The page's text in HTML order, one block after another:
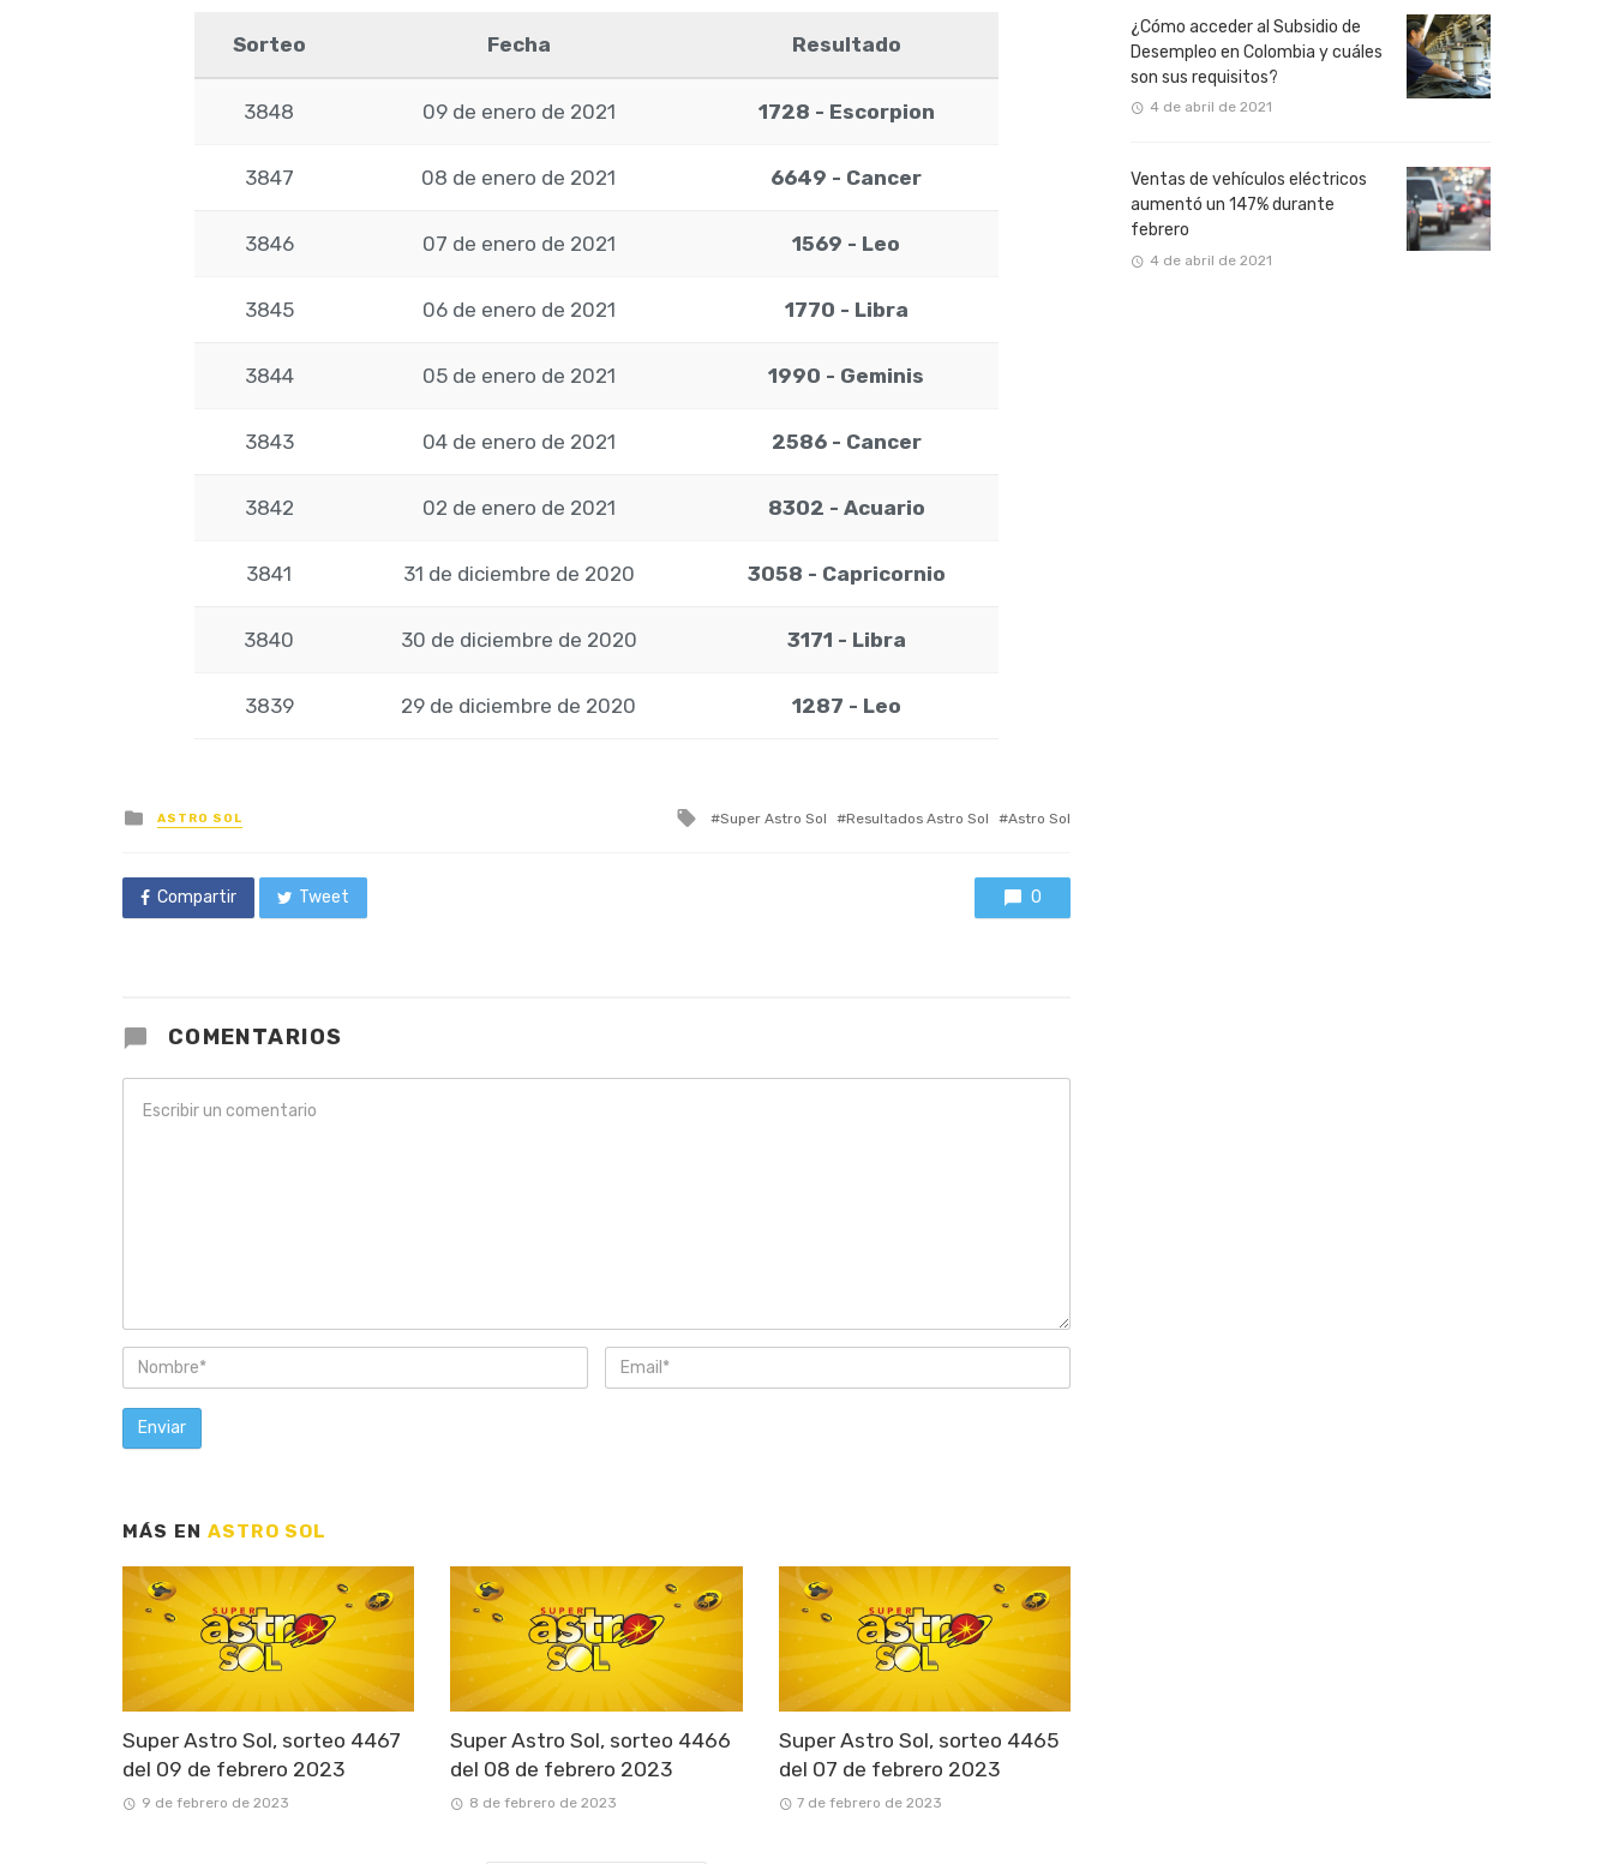
Sorteo Fecha Resultado
3848 09 de enero de 2021 1728 - Escorpion
3847 08 de enero de 2021 6649 - Cancer
3846 07 de enero de 2021 1569 - Leo
3845 06 de enero de 2021 1770 - Libra
3844 05 de enero de 2021 1990 - Geminis
3843 04 de enero de 2021 2586 - Cancer
3842 02 de enero de 2021 8302 - Acuario
3841 31 de diciembre de 2020 3058 - Capricornio
3840 30 de diciembre de 2020 3171 - Libra
3839 29 de diciembre de 2020 1287 - Leo
Posted
in
ASTRO SOL
Tagged
Super Astro Sol Resultados Astro Sol Astro Sol
Compartir Tweet 0
COMENTARIOS
MÁS EN ASTRO SOL
Super Astro Sol, sorteo 4467
del 09 de febrero 2023
9 de febrero de 2023
Super Astro Sol, sorteo 4466
del 08 de febrero 2023
8 de febrero de 2023
Super Astro Sol, sorteo 4465
del 07 de febrero 2023
7 de febrero de 2023
¿Cómo acceder al Subsidio de
Desempleo en Colombia y cuáles
son sus requisitos?
4 de abril de 2021
Ventas de vehículos eléctricos
aumentó un 147% durante
febrero
4 de abril de 2021